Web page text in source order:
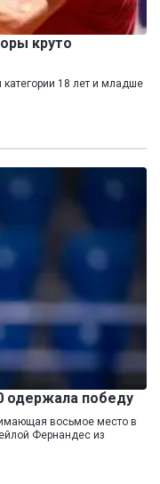
круто
18 лет и младше
одержала победу
восьмое место в
Фернандес из